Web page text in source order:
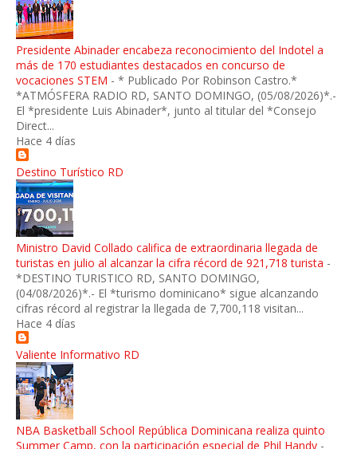
Presidente Abinader encabeza reconocimiento del Indotel a
más de 170 estudiantes destacados en concurso de
vocaciones STEM - * Publicado Por Robinson Castro.*
*ATMÓSFERA RADIO RD, SANTO DOMINGO, (05/08/2026)*.-
El *presidente Luis Abinader*, junto al titular del *Consejo
Direct...
Hace 4 días
Destino Turístico RD
Ministro David Collado califica de extraordinaria llegada de
turistas en julio al alcanzar la cifra récord de 921,718 turista -
*DESTINO TURISTICO RD, SANTO DOMINGO,
(04/08/2026)*.- El *turismo dominicano* sigue alcanzando
cifras récord al registrar la llegada de 7,700,118 visitan...
Hace 4 días
Valiente Informativo RD
NBA Basketball School República Dominicana realiza quinto
Summer Camp, con la participación especial de Phil Handy -